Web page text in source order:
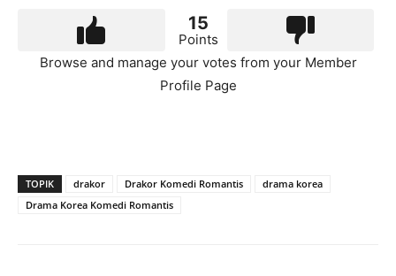
15
Points
Browse and manage your votes from your Member
Profile Page
TOPIK drakor Drakor Komedi Romantis
drama korea
Drama Korea Komedi Romantis